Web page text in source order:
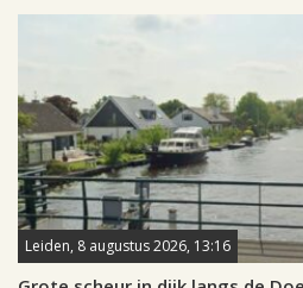
Leiden, 8 augustus 2026, 13:16